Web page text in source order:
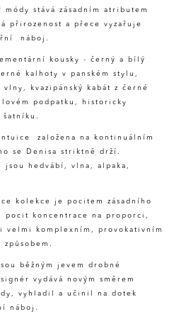
stává zásadním atributem
přirozenost a přece vyzařuje
náboj.
kousky - černý a bílý
kalhoty v panském stylu,
kvazipánský kabát z černé
podpatku, historicky
šatníku.
založena na kontinuálním
se Denisa striktně drží.
hedvábí, vlna, alpaka,
kolekce je pocitem zásadního
pocit koncentrace na proporci,
velmi komplexním, provokativním
běžným jevem drobné
vydává novým směrem
vyhladil a učinil na dotek
náboj.